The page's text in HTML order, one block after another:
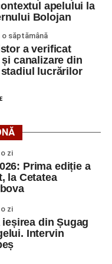
interesate să
de angajare,
a locurilor de
la data de 4
NR.
LMV
MAIL
1 0752826367
apelului la
Bolojan
o săptămână
a verificat
canalizare din
stadiul lucrărilor
zi
Prima ediție a
la Cetatea
zi
din Șugag
Intervin